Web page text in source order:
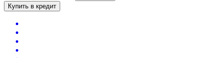
Купить в кредит